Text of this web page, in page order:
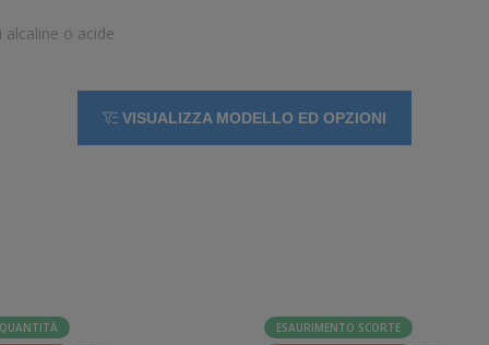
o acide
VISUALIZZA MODELLO ED OPZIONI
ESAURIMENTO SCORTE